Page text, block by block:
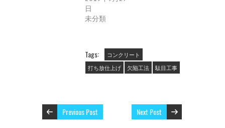
)
日
未分類
Tags:
コンクリート
打ち放仕上げ
欠陥工法 駄目工事
Previous Post Next Post